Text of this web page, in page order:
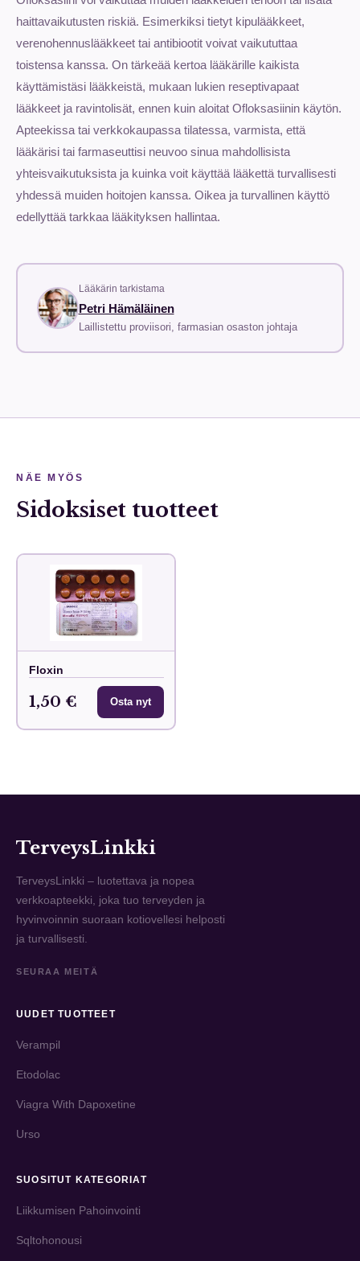
haittavaikutusten riskiä. Esimerkiksi tietyt kipulääkkeet,
verenohennuslääkkeet tai antibiootit voivat vaikututtaa
toistensa kanssa. On tärkeää kertoa lääkärille kaikista
käyttämistäsi lääkkeistä, mukaan lukien reseptivapaat
lääkkeet ja ravintolisät, ennen kuin aloitat Ofloksasiinin käytön.
Apteekissa tai verkkokaupassa tilatessa, varmista, että
lääkärisi tai farmaseuttisi neuvoo sinua mahdollisista
yhteisvaikutuksista ja kuinka voit käyttää lääkettä turvallisesti
yhdessä muiden hoitojen kanssa. Oikea ja turvallinen käyttö
edellyttää tarkkaa lääkityksen hallintaa.
Lääkärin tarkistama
Petri Hämäläinen
Laillistettu proviisori, farmasian osaston johtaja
NÄE MYÖS
Sidoksiset tuotteet
Floxin
1,50 € Osta nyt
TerveysLinkki
TerveysLinkki – luotettava ja nopea
verkkoapteekki, joka tuo terveyden ja
hyvinvoinnin suoraan kotiovellesi helposti
ja turvallisesti.
SEURAA MEITÄ
UUDET TUOTTEET
Verampil
Etodolac
Viagra With Dapoxetine
Urso
SUOSITUT KATEGORIAT
Liikkumisen Pahoinvointi
Sqltohonousi